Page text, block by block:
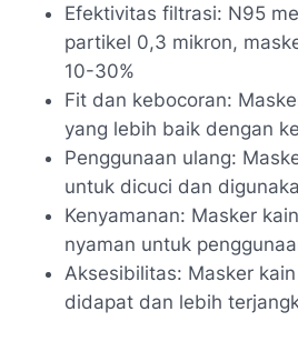
Efektivitas filtrasi: N95
partikel 0,3 mikron,
10-30%
Fit dan kebocoran:
yang lebih baik dengan
Penggunaan ulang:
untuk dicuci dan
Kenyamanan: Masker
nyaman untuk
Aksesibilitas: Masker
didapat dan lebih